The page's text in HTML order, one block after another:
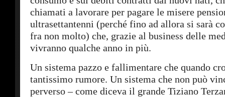
chiamati a lavorare per pagare le misere
ultrasettantenni (perché fino ad allora si sarà
fra non molto) che, grazie al business delle
vivranno qualche anno in più.
Un sistema pazzo e fallimentare che quando
tantissimo rumore. Un sistema che non può
perverso – come diceva il grande Tiziano